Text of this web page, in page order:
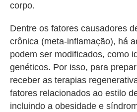
corpo.
Dentre os fatores causadores
crônica (meta-inflamação), há
podem ser modificados, como
genéticos. Por isso, para
receber as terapias
fatores relacionados ao estilo
incluindo a obesidade e